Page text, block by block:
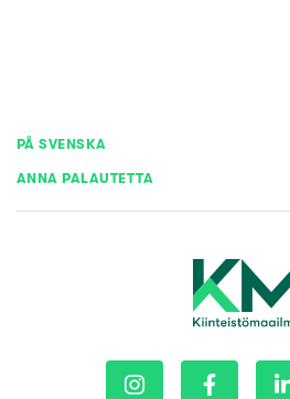
PÅ SVENSKA
ANNA PALAUTETTA